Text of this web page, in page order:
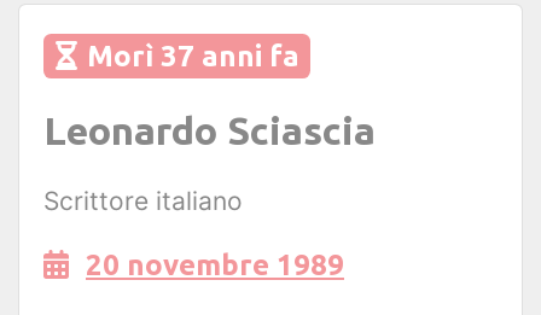
Morì 37 anni fa
Leonardo Sciascia
Scrittore italiano
20 novembre 1989